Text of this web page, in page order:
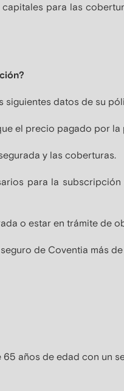
para las
datos de su
el precio pagado por la
y las coberturas.
para la
o estar en trámite de
de Coventia más
años de edad con un